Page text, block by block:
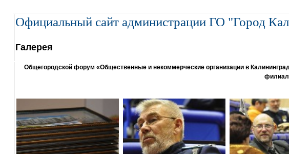
Официальный сайт администрации ГО "Город
Галерея
Общегородской форум «Общественные и некоммерческие организации в